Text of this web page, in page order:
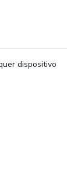
dispositivo